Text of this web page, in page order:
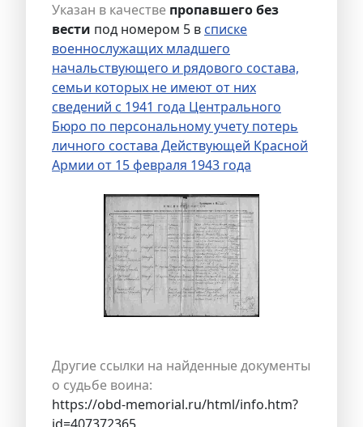
Указан в качестве пропавшего без
вести под номером 5 в списке
военнослужащих младшего
начальствующего и рядового состава,
семьи которых не имеют от них
сведений с 1941 года Центрального
Бюро по персональному учету потерь
личного состава Действующей Красной
Армии от 15 февраля 1943 года
Другие ссылки на найденные документы
о судьбе воина:
https://obd-memorial.ru/html/info.htm?